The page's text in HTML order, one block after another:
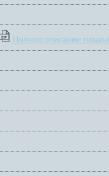
Полное описание товара